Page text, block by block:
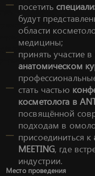
посетить
будут
области
медицины;
принять участие в
анатомическом
стать частью
косметолога в
посвящённой
подходам в
присоединиться к
MEETING, где
индустрии.
Место проведения